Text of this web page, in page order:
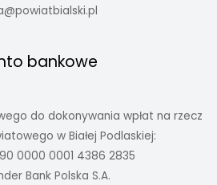
bankowe
do dokonywania wpłat na rzecz
w Białej Podlaskiej:
0000 0001 4386 2835
Bank Polska S.A.